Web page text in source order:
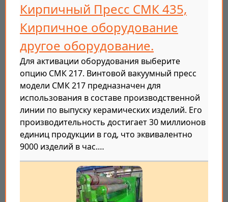
Кирпичный Пресс СМК 435,
Кирпичное оборудование
другое оборудование.
Для активации оборудования выберите
опцию СМК 217. Винтовой вакуумный пресс
модели СМК 217 предназначен для
использования в составе производственной
линии по выпуску керамических изделий. Его
производительность достигает 30 миллионов
единиц продукции в год, что эквивалентно
9000 изделий в час.…